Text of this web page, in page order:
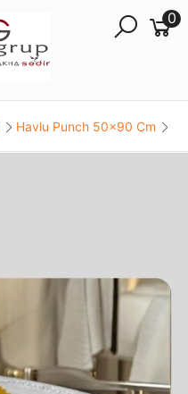
0
Havlu Punch 50x90 Cm